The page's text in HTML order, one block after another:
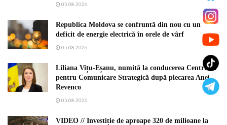
05.08.2026
Republica Moldova se confruntă din nou cu un
deficit de energie electrică în orele de vârf
05.08.2026
Liliana Vițu-Eșanu, numită la conducerea Centrului
pentru Comunicare Strategică după plecarea Anei
Revenco
05.08.2026
VIDEO // Investiție de aproape 320 de milioane la